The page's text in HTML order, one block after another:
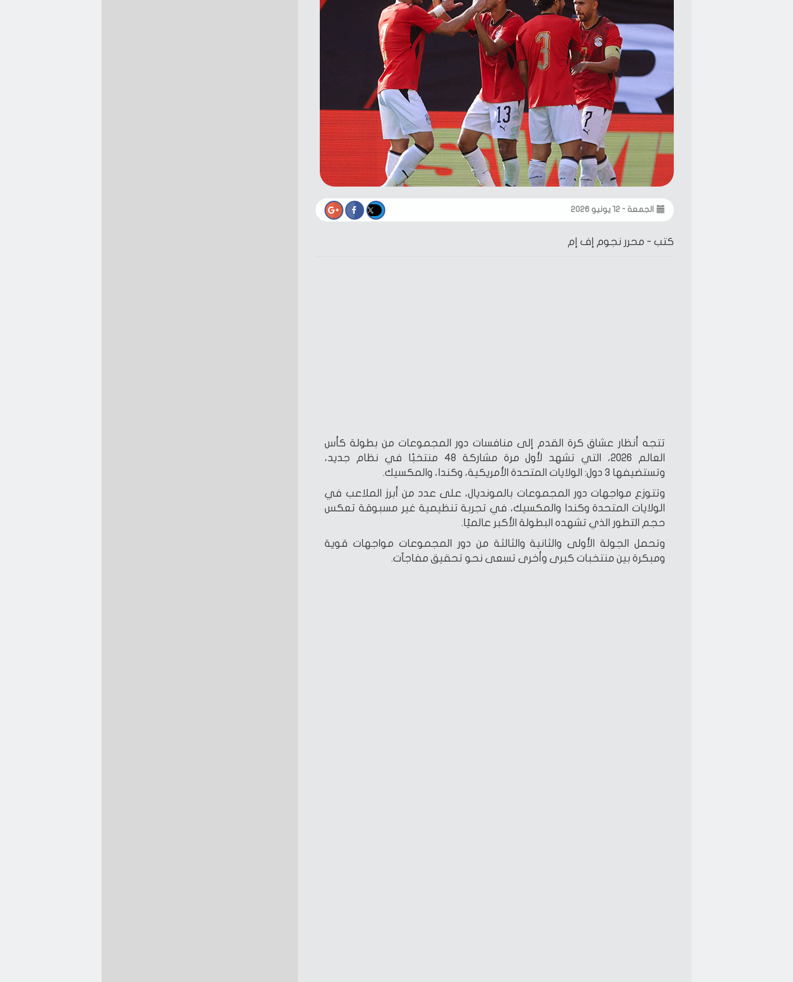
الجمعة - ١٢ يونيو ٢٠٢٦
كتب - محرر نجوم إف إم
تتجه أنظار عشاق كرة القدم إلى منافسات دور المجموعات من بطولة كأس
العالم 2026، التي تشهد لأول مرة مشاركة 48 منتخبًا في نظام جديد،
وتستضيفها 3 دول: الولايات المتحدة الأمريكية، وكندا، والمكسيك.
وتتوزع مواجهات دور المجموعات بالمونديال، على عدد من أبرز الملاعب في
الولايات المتحدة وكندا والمكسيك، في تجربة تنظيمية غير مسبوقة تعكس
حجم التطور الذي تشهده البطولة الأكبر عالميًا.
وتحمل الجولة الأولى والثانية والثالثة من دور المجموعات مواجهات قوية
ومبكرة بين منتخبات كبرى وأخرى تسعى نحو تحقيق مفاجآت.